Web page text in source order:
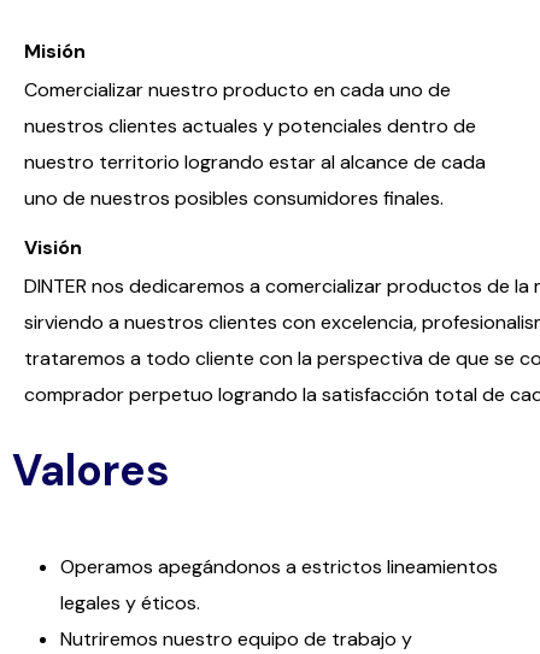
Misión
Comercializar nuestro producto en cada uno de
nuestros clientes actuales y potenciales dentro de
nuestro territorio logrando estar al alcance de cada
uno de nuestros posibles consumidores finales.
Visión
DINTER nos dedicaremos a comercializar productos de la
sirviendo a nuestros clientes con excelencia,
trataremos a todo cliente con la perspectiva de que se
comprador perpetuo logrando la satisfacción total de
Valores
Operamos apegándonos a estrictos lineamientos
legales y éticos.
Nutriremos nuestro equipo de trabajo y